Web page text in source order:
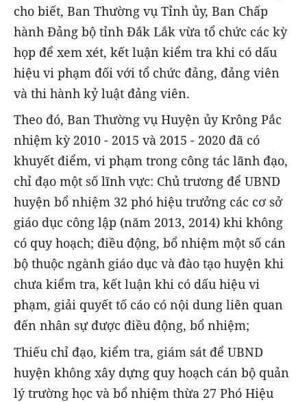
cho biết, Ban Thường vụ Tỉnh ủy, Ban Chấp
hành Đảng bộ tỉnh Đắk Lắk vừa tổ chức các kỳ
họp để xem xét, kết luận kiểm tra khi có dấu
hiệu vi phạm đối với tổ chức đảng, đảng viên
và thi hành kỷ luật đảng viên.
Theo đó, Ban Thường vụ Huyện ủy Krông Pắc
nhiệm kỳ 2010 - 2015 và 2015 - 2020 đã có
khuyết điểm, vi phạm trong công tác lãnh đạo,
chỉ đạo một số lĩnh vực: Chủ trương để UBND
huyện bổ nhiệm 32 phó hiệu trưởng các cơ sở
giáo dục công lập (năm 2013, 2014) khi không
có quy hoạch; điều động, bổ nhiệm một số cán
bộ thuộc ngành giáo dục và đào tạo huyện khi
chưa kiểm tra, kết luận khi có dấu hiệu vi
phạm, giải quyết tố cáo có nội dung liên quan
đến nhân sự được điều động, bổ nhiệm;
Thiếu chỉ đạo, kiểm tra, giám sát để UBND
huyện không xây dựng quy hoạch cán bộ quản
lý trường học và bổ nhiệm thừa 27 Phó Hiệu